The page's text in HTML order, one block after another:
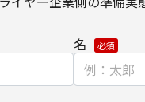
】
ました個人情報を安全に
なく第三者に開示・提供
名